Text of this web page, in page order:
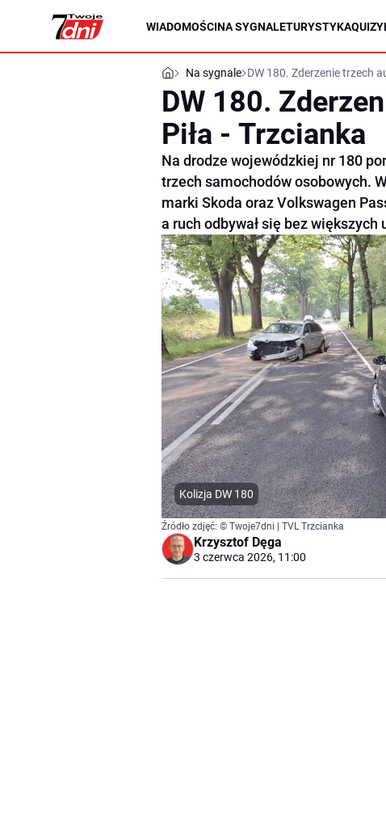
WIADOMOŚCINA SYGNALETURYSTYKAQUIZY
Na sygnale DW 180. Zderzenie trzech
DW 180.
Piła - Trzcianka
Na drodze wojewódzkiej nr 180
trzech samochodów osobowych.
marki Skoda oraz Volkswagen
a ruch odbywał się bez większych
Kolizja DW 180
Źródło zdjęć: © Twoje7dni | TVL Trzcianka
Krzysztof Dęga
3 czerwca 2026, 11:00